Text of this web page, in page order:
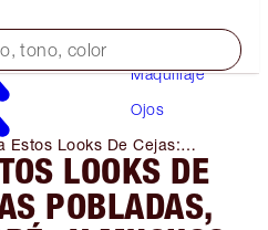
tono, color
Maquillaje
Ojos
Estos Looks De Cejas:
Pobladas, Finas, «Ombré» Y
Más
LOOKS DE
POBLADAS,